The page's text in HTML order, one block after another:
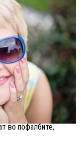
во пофалбите,